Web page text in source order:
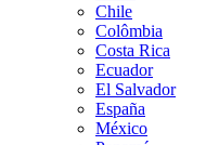
Chile
Colômbia
Costa Rica
Ecuador
El Salvador
España
México